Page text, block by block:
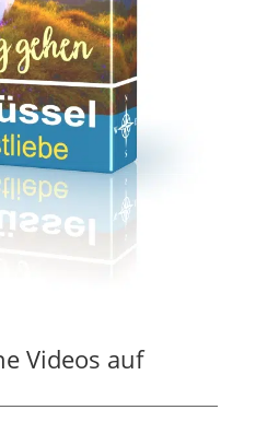
Videos auf